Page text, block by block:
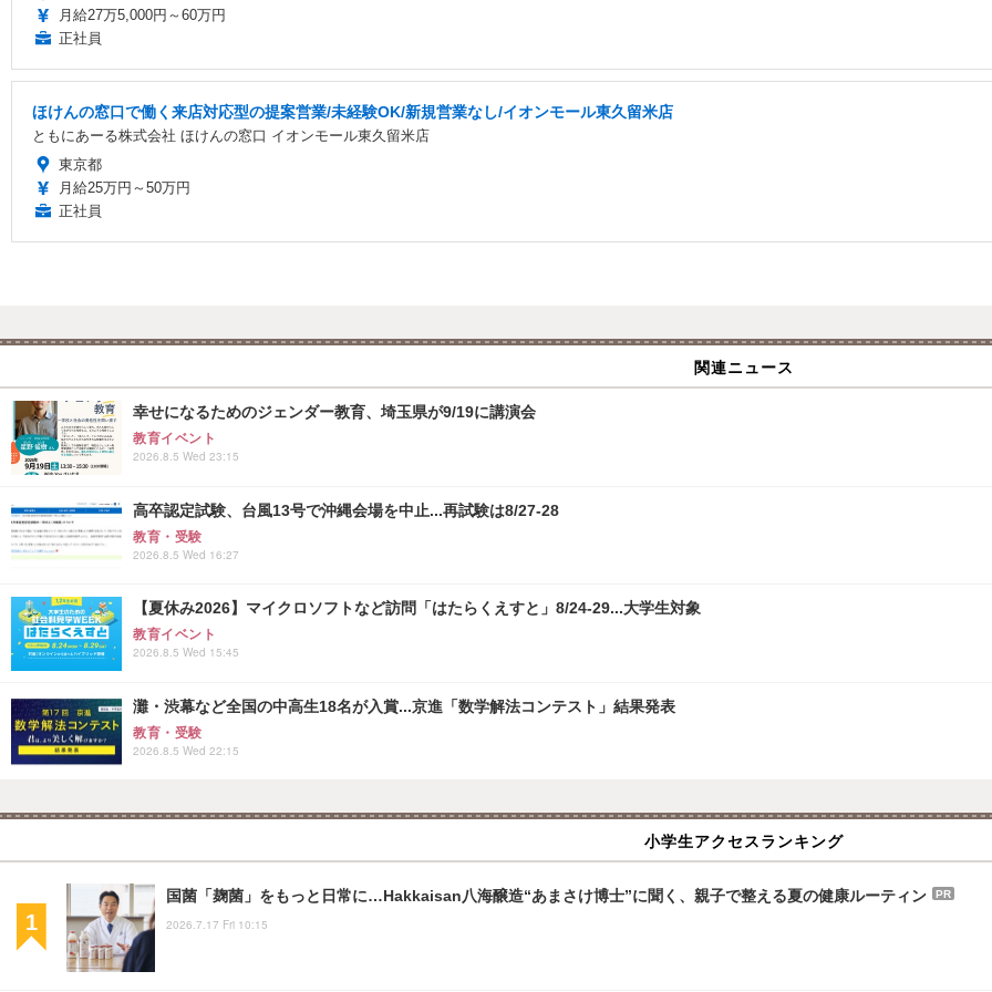
月給27万5,000円～60万円
正社員
ほけんの窓口で働く来店対応型の提案営業/未経験OK/新規営業なし/イオンモール東久留米店
ともにあーる株式会社 ほけんの窓口 イオンモール東久留米店
東京都
月給25万円～50万円
正社員
関連ニュース
幸せになるためのジェンダー教育、埼玉県が9/19に講演会
教育イベント
2026.8.5 Wed 23:15
高卒認定試験、台風13号で沖縄会場を中止...再試験は8/27-28
教育・受験
2026.8.5 Wed 16:27
【夏休み2026】マイクロソフトなど訪問「はたらくえすと」8/24-29...大学生対象
教育イベント
2026.8.5 Wed 15:45
灘・渋幕など全国の中高生18名が入賞...京進「数学解法コンテスト」結果発表
教育・受験
2026.8.5 Wed 22:15
小学生アクセスランキング
国菌「麹菌」をもっと日常に…Hakkaisan八海醸造“あまさけ博士”に聞く、親子で整える夏の健康ルーティン PR
2026.7.17 Fri 10:15